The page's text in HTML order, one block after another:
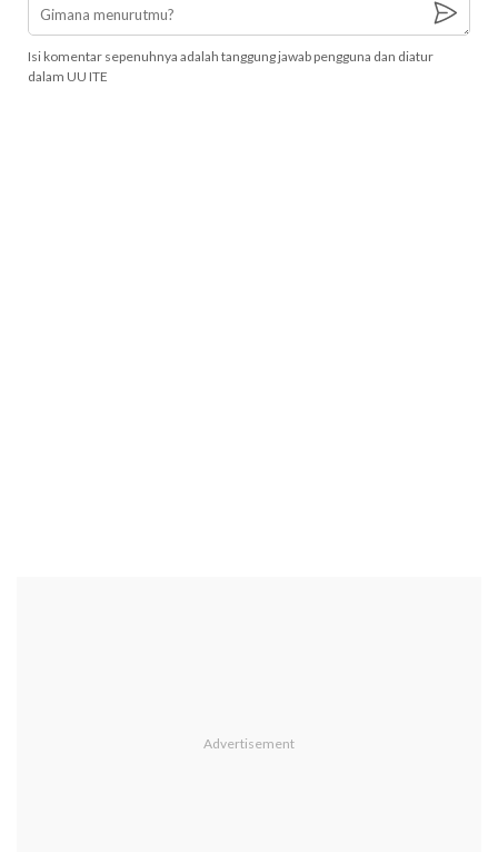
Isi komentar sepenuhnya adalah tanggung jawab pengguna dan diatur
dalam UU ITE